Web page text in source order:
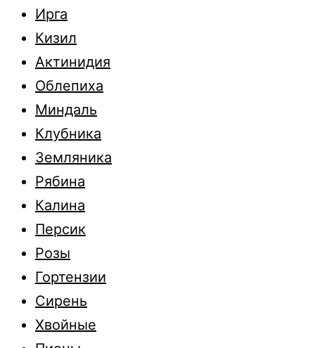
Ирга
Кизил
Актинидия
Облепиха
Миндаль
Клубника
Земляника
Рябина
Калина
Персик
Розы
Гортензии
Сирень
Хвойные